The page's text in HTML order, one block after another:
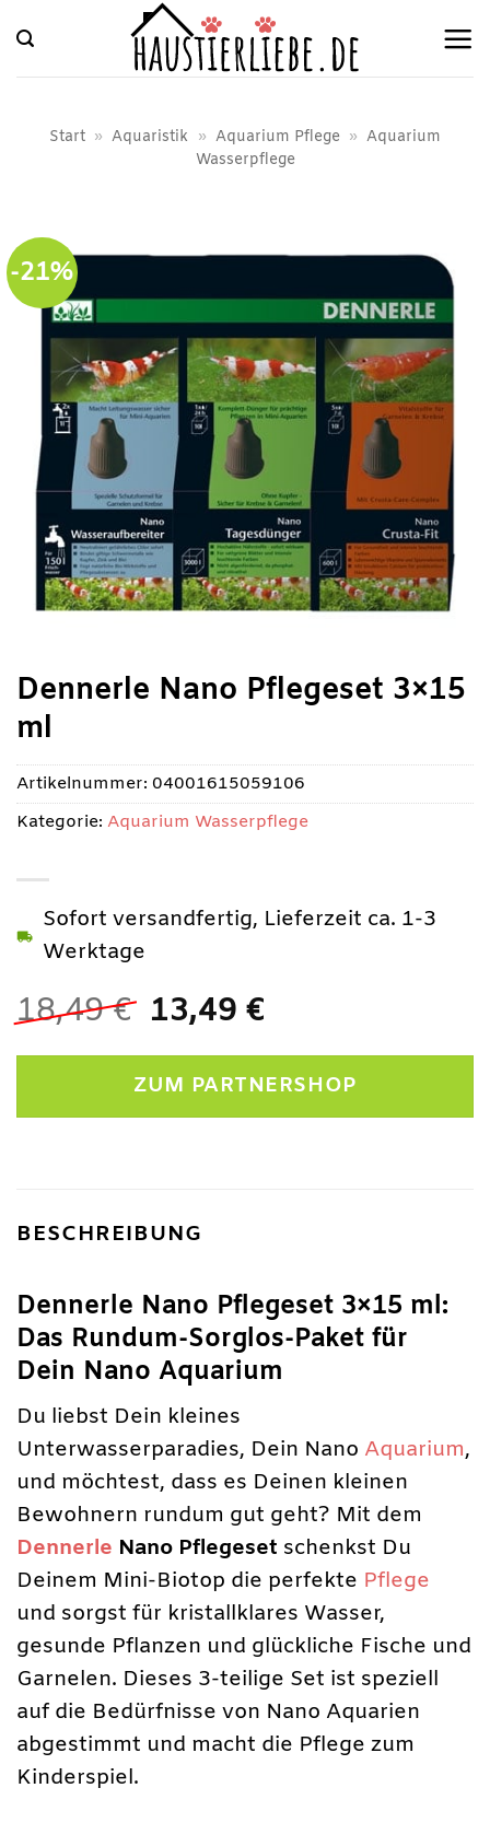
Inhalt
springen
Start » Aquaristik » Aquarium Pflege » Aquarium
Wasserpflege
-21%
Dennerle Nano Pflegeset 3×15
ml
18,49€ Ursprünglicher
war:
18,49 €
13,49 €Aktueller
ist:
13,49 €.
Sofort versandfertig, Lieferzeit ca. 1-3
Werktage
ZUM PARTNERSHOP
Artikelnummer: 04001615059106
Kategorie: Aquarium Wasserpflege
BESCHREIBUNG
Dennerle Nano Pflegeset 3×15 ml:
Das Rundum-Sorglos-Paket für
Dein Nano Aquarium
Du liebst Dein kleines
Unterwasserparadies, Dein Nano Aquarium,
und möchtest, dass es Deinen kleinen
Bewohnern rundum gut geht? Mit dem
Dennerle Nano Pflegeset schenkst Du
Deinem Mini-Biotop die perfekte Pflege
und sorgst für kristallklares Wasser,
gesunde Pflanzen und glückliche Fische und
Garnelen. Dieses 3-teilige Set ist speziell
auf die Bedürfnisse von Nano Aquarien
abgestimmt und macht die Pflege zum
Kinderspiel.